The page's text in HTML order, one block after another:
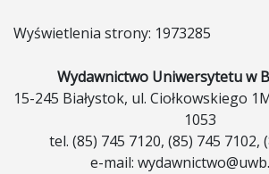
Wyświetlenia strony: 1973285
Wydawnictwo Uniwersytetu w
15-245 Białystok, ul. Ciołkowskiego
1053
tel. (85) 745 7120, (85) 745 7102,
e-mail: